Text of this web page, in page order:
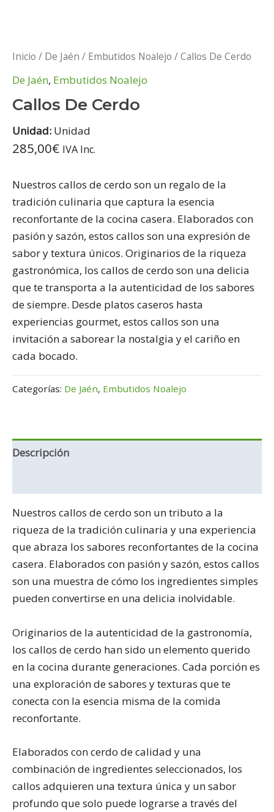
Inicio / De Jaén / Embutidos Noalejo / Callos De Cerdo
De Jaén, Embutidos Noalejo
Callos De Cerdo
Unidad: Unidad
285,00€ IVA Inc.
Nuestros callos de cerdo son un regalo de la
tradición culinaria que captura la esencia
reconfortante de la cocina casera. Elaborados con
pasión y sazón, estos callos son una expresión de
sabor y textura únicos. Originarios de la riqueza
gastronómica, los callos de cerdo son una delicia
que te transporta a la autenticidad de los sabores
de siempre. Desde platos caseros hasta
experiencias gourmet, estos callos son una
invitación a saborear la nostalgia y el cariño en
cada bocado.
Categorías: De Jaén, Embutidos Noalejo
Descripción
Nuestros callos de cerdo son un tributo a la
riqueza de la tradición culinaria y una experiencia
que abraza los sabores reconfortantes de la cocina
casera. Elaborados con pasión y sazón, estos callos
son una muestra de cómo los ingredientes simples
pueden convertirse en una delicia inolvidable.
Originarios de la autenticidad de la gastronomía,
los callos de cerdo han sido un elemento querido
en la cocina durante generaciones. Cada porción es
una exploración de sabores y texturas que te
conecta con la esencia misma de la comida
reconfortante.
Elaborados con cerdo de calidad y una
combinación de ingredientes seleccionados, los
callos adquieren una textura única y un sabor
profundo que solo puede lograrse a través del